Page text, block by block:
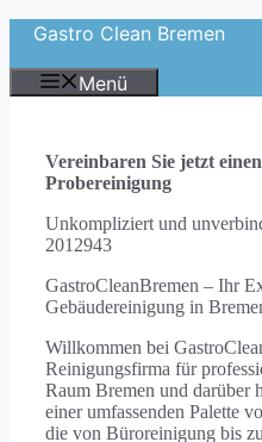
Zum
springen
Gastro Clean Bremen
Menü
Vereinbaren Sie jetzt
Probereinigung
Unkompliziert und
2012943
GastroCleanBremen – Ihr
Gebäudereinigung in
Willkommen bei
Reinigungsfirma für
Raum Bremen und darüber
einer umfassenden Palette
die von Büroreinigung bis